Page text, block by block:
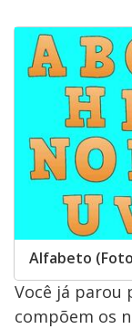
Alfabeto
Você já parou
compõem os